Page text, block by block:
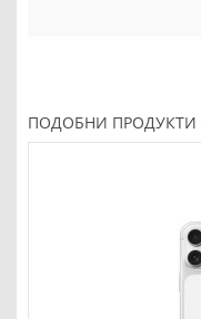
ПОДОБНИ ПРОДУКТИ